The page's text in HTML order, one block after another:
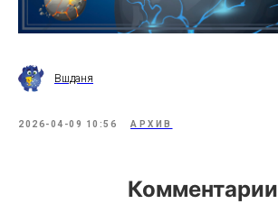
Вшданя
2026-04-09 10:56 АРХИВ
Комментарии